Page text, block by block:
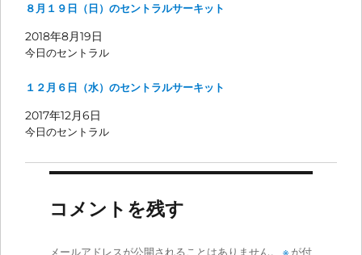
８月１９日（日）のセントラルサーキット
2018年8月19日
今日のセントラル
１２月６日（水）のセントラルサーキット
2017年12月6日
今日のセントラル
コメントを残す
メールアドレスが公開されることはありません。
が付